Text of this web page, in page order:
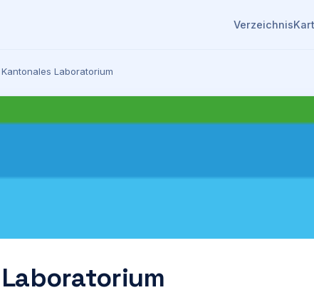
Verzeichnis
Kantonales Laboratorium